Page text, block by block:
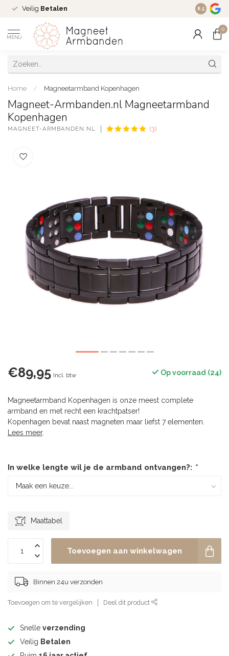
Veilig Betalen Ruim 16
8.5
MENU
0
Home / Magneetarmband Kopenhagen
Magneet-Armbanden.nl Magneetarmband
Kopenhagen
MAGNEET-ARMBANDEN.NL (3)
€89,95 Incl. btw Op voorraad (24)
Magneetarmband Kopenhagen is onze meest complete
armband en met recht een krachtpatser!
Kopenhagen bevat naast magneten maar liefst 7 elementen.
Lees meer.
In welke lengte wil je de armband ontvangen?: *
Maattabel
Toevoegen aan winkelwagen
Binnen 24u verzonden
Toevoegen om te vergelijken Deel dit product
Snelle verzending
Veilig Betalen